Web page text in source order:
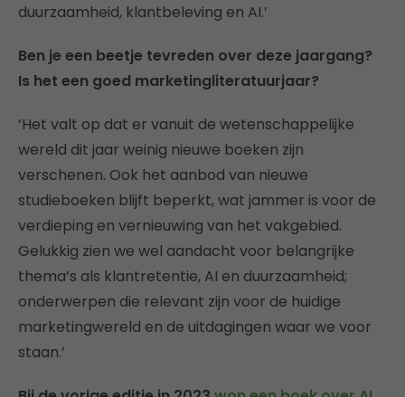
duurzaamheid, klantbeleving en AI.’
Ben je een beetje tevreden over deze jaargang?
Is het een goed marketingliteratuurjaar?
‘Het valt op dat er vanuit de wetenschappelijke
wereld dit jaar weinig nieuwe boeken zijn
verschenen. Ook het aanbod van nieuwe
studieboeken blijft beperkt, wat jammer is voor de
verdieping en vernieuwing van het vakgebied.
Gelukkig zien we wel aandacht voor belangrijke
thema’s als klantretentie, AI en duurzaamheid;
onderwerpen die relevant zijn voor de huidige
marketingwereld en de uitdagingen waar we voor
staan.’